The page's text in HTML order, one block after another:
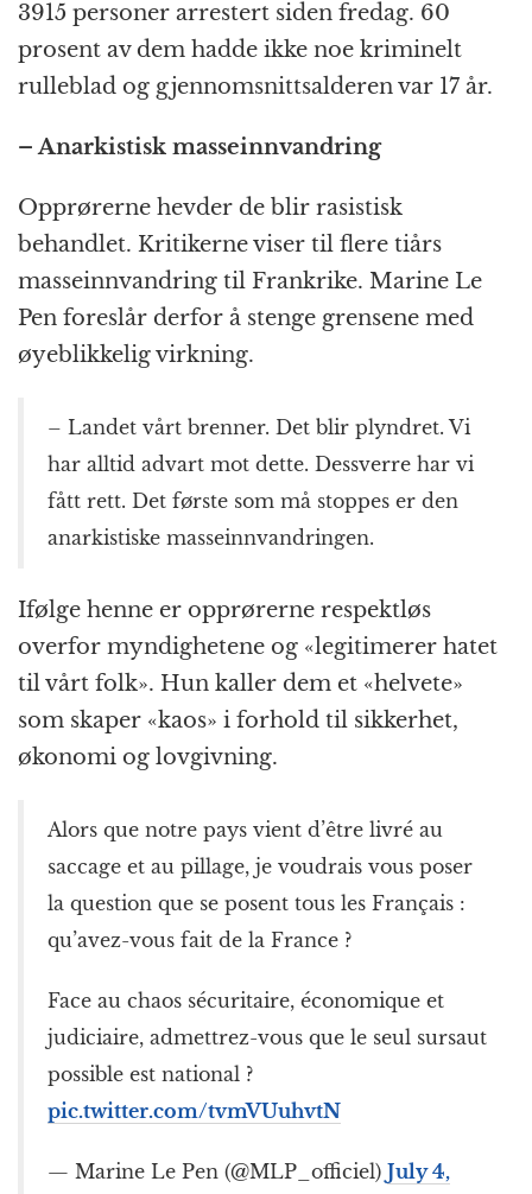
3915 personer arrestert siden fredag. 60
prosent av dem hadde ikke noe kriminelt
rulleblad og gjennomsnittsalderen var 17 år.
– Anarkistisk masseinnvandring
Opprørerne hevder de blir rasistisk
behandlet. Kritikerne viser til flere tiårs
masseinnvandring til Frankrike. Marine Le
Pen foreslår derfor å stenge grensene med
øyeblikkelig virkning.
– Landet vårt brenner. Det blir plyndret. Vi
har alltid advart mot dette. Dessverre har vi
fått rett. Det første som må stoppes er den
anarkistiske masseinnvandringen.
Ifølge henne er opprørerne respektløs
overfor myndighetene og «legitimerer hatet
til vårt folk». Hun kaller dem et «helvete»
som skaper «kaos» i forhold til sikkerhet,
økonomi og lovgivning.
Alors que notre pays vient d’être livré au
saccage et au pillage, je voudrais vous poser
la question que se posent tous les Français :
qu’avez-vous fait de la France ?
Face au chaos sécuritaire, économique et
judiciaire, admettrez-vous que le seul sursaut
possible est national ?
pic.twitter.com/tvmVUuhvtN
— Marine Le Pen (@MLP_officiel) July 4,